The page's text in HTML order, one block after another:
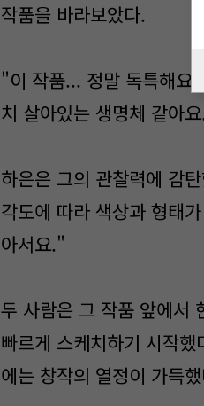
작품을 바라보았다.
"이 작품... 정말 독특해요
치 살아있는 생명체 같아
하은은 그의 관찰력에 감
각도에 따라 색상과 형태
아서요."
두 사람은 그 작품 앞에서
빠르게 스케치하기 시작
에는 창작의 열정이 가득